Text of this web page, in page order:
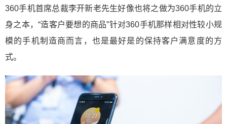
360手机首席总裁李开新老先生好像也将之做为360手机的立
身之本，“造客户要想的商品”针对360手机那样相对性较小规
模的手机制造商而言，也是最好是的保持客户满意度的方
式。